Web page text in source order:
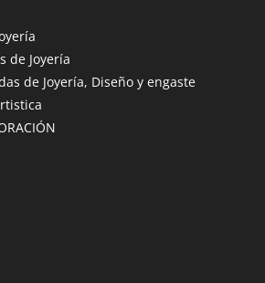
de Joyería
de Joyería, Diseño y engaste